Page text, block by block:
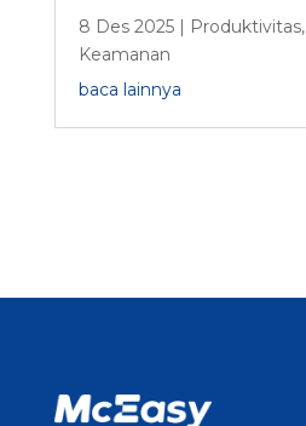
8 Des 2025| Produktivitas,
Keamanan
baca lainnya